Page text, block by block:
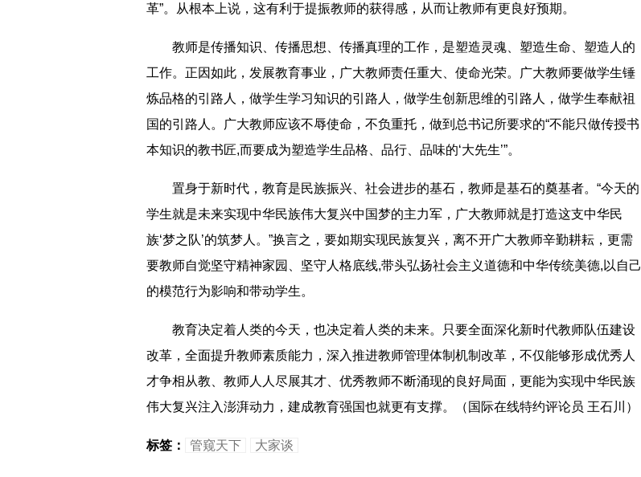
革”。从根本上说，这有利于提振教师的获得感，从而让教师有更良好预期。
教师是传播知识、传播思想、传播真理的工作，是塑造灵魂、塑造生命、塑造人的
工作。正因如此，发展教育事业，广大教师责任重大、使命光荣。广大教师要做学生锤
炼品格的引路人，做学生学习知识的引路人，做学生创新思维的引路人，做学生奉献祖
国的引路人。广大教师应该不辱使命，不负重托，做到总书记所要求的“不能只做传授书
本知识的教书匠,而要成为塑造学生品格、品行、品味的‘大先生’”。
置身于新时代，教育是民族振兴、社会进步的基石，教师是基石的奠基者。“今天的
学生就是未来实现中华民族伟大复兴中国梦的主力军，广大教师就是打造这支中华民
族‘梦之队’的筑梦人。”换言之，要如期实现民族复兴，离不开广大教师辛勤耕耘，更需
要教师自觉坚守精神家园、坚守人格底线,带头弘扬社会主义道德和中华传统美德,以自己
的模范行为影响和带动学生。
教育决定着人类的今天，也决定着人类的未来。只要全面深化新时代教师队伍建设
改革，全面提升教师素质能力，深入推进教师管理体制机制改革，不仅能够形成优秀人
才争相从教、教师人人尽展其才、优秀教师不断涌现的良好局面，更能为实现中华民族
伟大复兴注入澎湃动力，建成教育强国也就更有支撑。（国际在线特约评论员 王石川）
标签： 管窥天下 大家谈